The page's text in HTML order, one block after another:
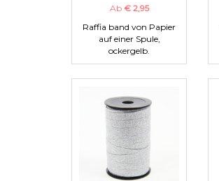
Ab € 2,95
Raffia band von Papier
auf einer Spule,
ockergelb.